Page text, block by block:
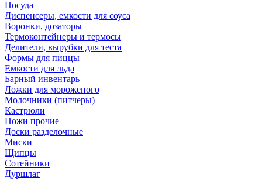
Посуда
Диспенсеры, емкости для соуса
Воронки, дозаторы
Термоконтейнеры и термосы
Делители, вырубки для теста
Формы для пиццы
Емкости для льда
Барный инвентарь
Ложки для мороженого
Молочники (питчеры)
Кастрюли
Ножи прочие
Доски разделочные
Миски
Щипцы
Сотейники
Дуршлаг